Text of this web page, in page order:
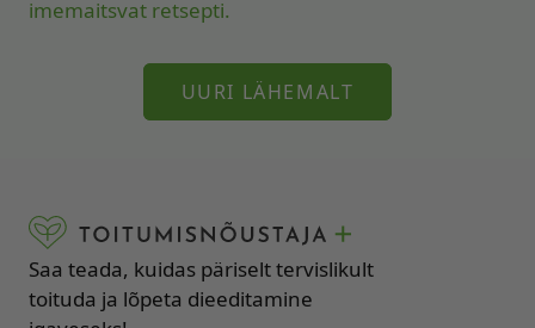
imemaitsvat retsepti.
UURI LÄHEMALT
Saa teada, kuidas päriselt tervislikult
toituda ja lõpeta dieeditamine